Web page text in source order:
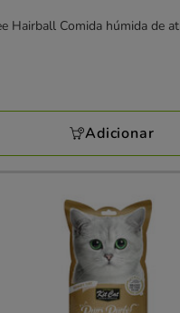
Hairball Comida húmida de
Adicionar